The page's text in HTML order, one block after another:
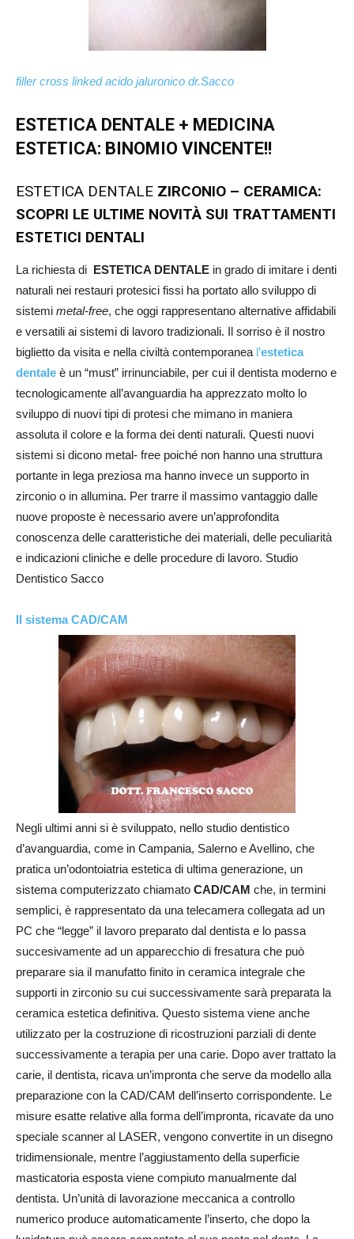
filler cross linked acido jaluronico dr.Sacco
ESTETICA DENTALE + MEDICINA
ESTETICA: BINOMIO VINCENTE!!
ESTETICA DENTALE ZIRCONIO – CERAMICA:
SCOPRI LE ULTIME NOVITÀ SUI TRATTAMENTI
ESTETICI DENTALI
La richiesta di ESTETICA DENTALE in grado di imitare i denti
naturali nei restauri protesici fissi ha portato allo sviluppo di
sistemi metal-free, che oggi rappresentano alternative affidabili
e versatili ai sistemi di lavoro tradizionali. Il sorriso è il nostro
biglietto da visita e nella civiltà contemporanea l’estetica
dentale è un “must” irrinunciabile, per cui il dentista moderno e
tecnologicamente all’avanguardia ha apprezzato molto lo
sviluppo di nuovi tipi di protesi che mimano in maniera
assoluta il colore e la forma dei denti naturali. Questi nuovi
sistemi si dicono metal- free poiché non hanno una struttura
portante in lega preziosa ma hanno invece un supporto in
zirconio o in allumina. Per trarre il massimo vantaggio dalle
nuove proposte è necessario avere un’approfondita
conoscenza delle caratteristiche dei materiali, delle peculiarità
e indicazioni cliniche e delle procedure di lavoro. Studio
Dentistico Sacco
Il sistema CAD/CAM
Negli ultimi anni si è sviluppato, nello studio dentistico
d’avanguardia, come in Campania, Salerno e Avellino, che
pratica un’odontoiatria estetica di ultima generazione, un
sistema computerizzato chiamato CAD/CAM che, in termini
semplici, è rappresentato da una telecamera collegata ad un
PC che “legge” il lavoro preparato dal dentista e lo passa
succesivamente ad un apparecchio di fresatura che può
preparare sia il manufatto finito in ceramica integrale che
supporti in zirconio su cui successivamente sarà preparata la
ceramica estetica definitiva. Questo sistema viene anche
utilizzato per la costruzione di ricostruzioni parziali di dente
successivamente a terapia per una carie. Dopo aver trattato la
carie, il dentista, ricava un’impronta che serve da modello alla
preparazione con la CAD/CAM dell’inserto corrispondente. Le
misure esatte relative alla forma dell’impronta, ricavate da uno
speciale scanner al LASER, vengono convertite in un disegno
tridimensionale, mentre l’aggiustamento della superficie
masticatoria esposta viene compiuto manualmente dal
dentista. Un’unità di lavorazione meccanica a controllo
numerico produce automaticamente l’inserto, che dopo la